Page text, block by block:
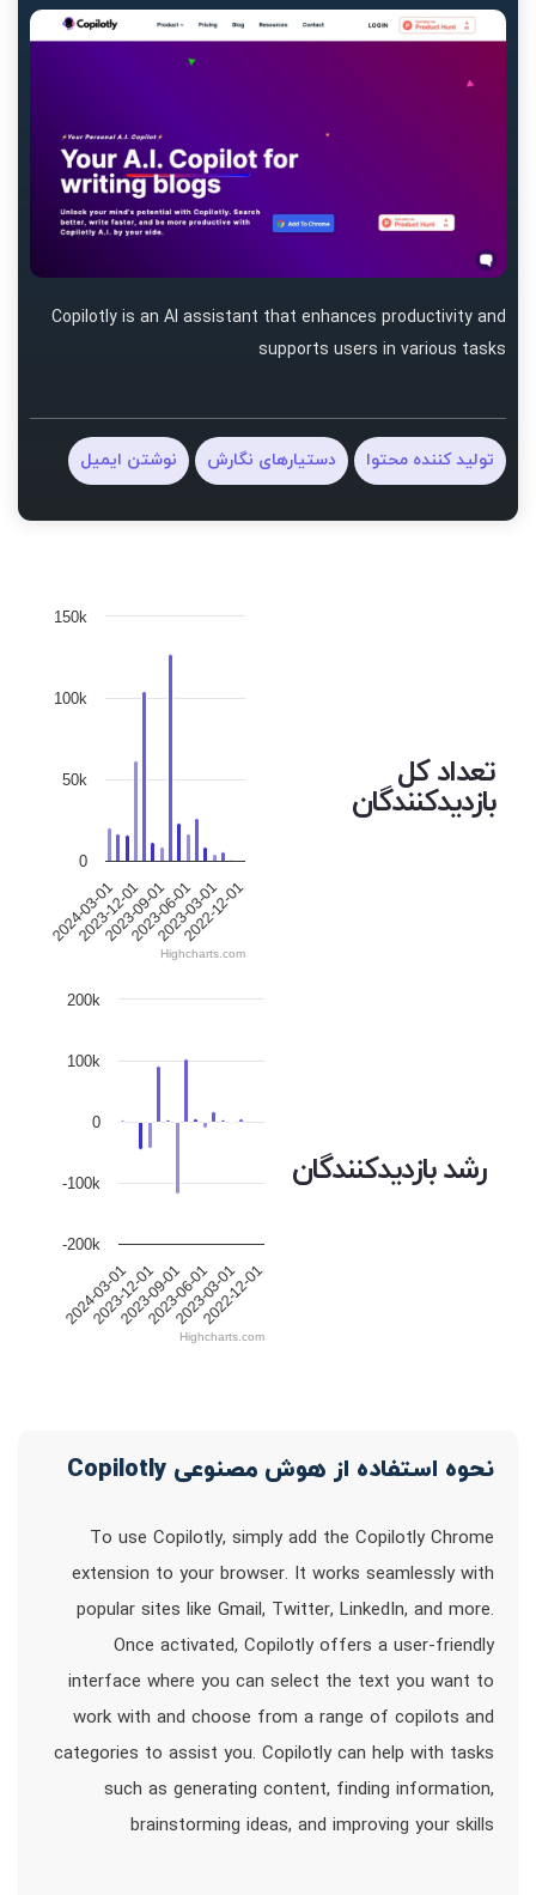
Copilotly is an AI assistant that enhances productivity and
supports users in various tasks
تولید کننده محتوا دستیارهای نگارش نوشتن ایمیل
تعداد کل
بازدیدکنندگان
2024-03-01
2023-12-01
2023-09-01
2023-06-01
2023-03-01
2022-12-01
0
50k
100k
150k
Highcharts.com
رشد بازدیدکنندگان
2024-03-01
2023-12-01
2023-09-01
2023-06-01
2023-03-01
2022-12-01
-100k
0
100k
-200k
200k
Highcharts.com
نحوه استفاده از هوش مصنوعی Copilotly
To use Copilotly, simply add the Copilotly Chrome
extension to your browser. It works seamlessly with
popular sites like Gmail, Twitter, LinkedIn, and more.
Once activated, Copilotly offers a user-friendly
interface where you can select the text you want to
work with and choose from a range of copilots and
categories to assist you. Copilotly can help with tasks
such as generating content, finding information,
brainstorming ideas, and improving your skills